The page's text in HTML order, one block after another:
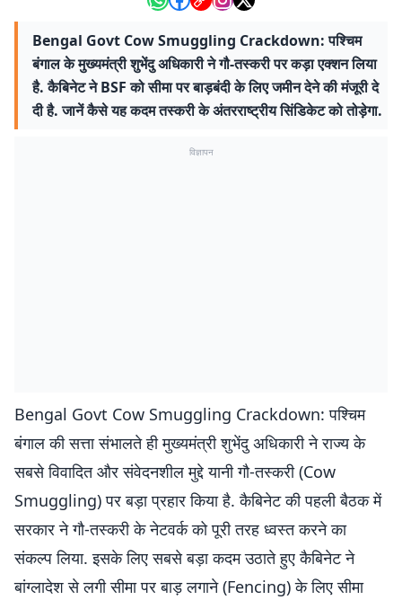
Bengal Govt Cow Smuggling Crackdown: पश्चिम
बंगाल के मुख्यमंत्री शुभेंदु अधिकारी ने गौ-तस्करी पर कड़ा एक्शन लिया
है. कैबिनेट ने BSF को सीमा पर बाड़बंदी के लिए जमीन देने की मंजूरी दे
दी है. जानें कैसे यह कदम तस्करी के अंतरराष्ट्रीय सिंडिकेट को तोड़ेगा.
विज्ञापन
Bengal Govt Cow Smuggling Crackdown: पश्चिम
बंगाल की सत्ता संभालते ही मुख्यमंत्री शुभेंदु अधिकारी ने राज्य के
सबसे विवादित और संवेदनशील मुद्दे यानी गौ-तस्करी (Cow
Smuggling) पर बड़ा प्रहार किया है. कैबिनेट की पहली बैठक में
सरकार ने गौ-तस्करी के नेटवर्क को पूरी तरह ध्वस्त करने का
संकल्प लिया. इसके लिए सबसे बड़ा कदम उठाते हुए कैबिनेट ने
बांग्लादेश से लगी सीमा पर बाड़ लगाने (Fencing) के लिए सीमा